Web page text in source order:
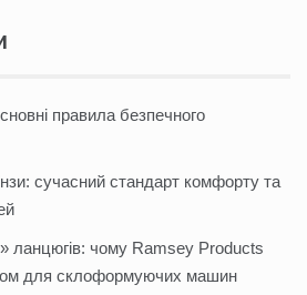
правила безпечного
сучасний стандарт комфорту та
ланцюгів: чому Ramsey Products
для склоформуючих машин